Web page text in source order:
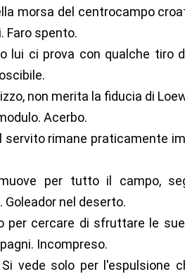
morsa del centrocampo
Faro spento.
lui ci prova con qualche tiro
non merita la fiducia di
Acerbo.
servito rimane praticamente
per tutto il campo,
nel deserto.
per cercare di sfruttare le
Incompreso.
Si vede solo per l'espulsione